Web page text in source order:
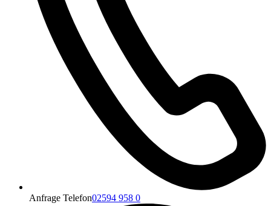
Anfrage Telefon02594 958 0